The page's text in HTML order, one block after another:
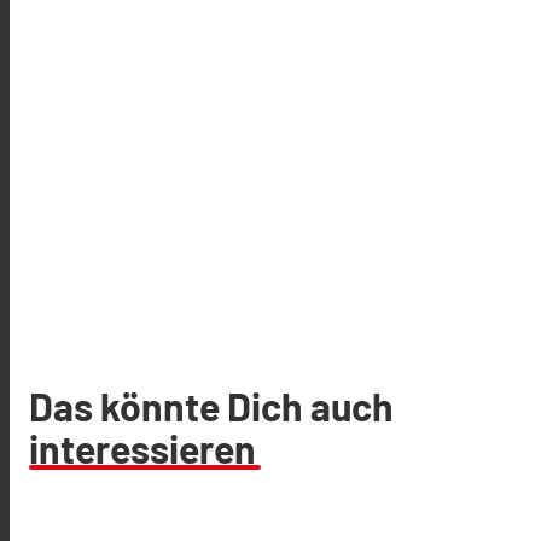
Das könnte Dich auch
interessieren